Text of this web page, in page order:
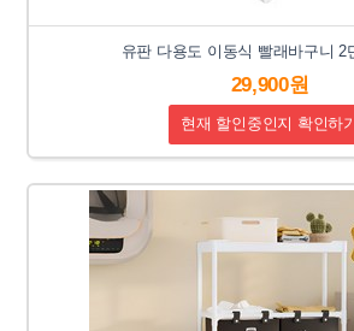
유판 다용도 이동식 빨래바구니 2
29,900원
현재 할인중인지 확인하